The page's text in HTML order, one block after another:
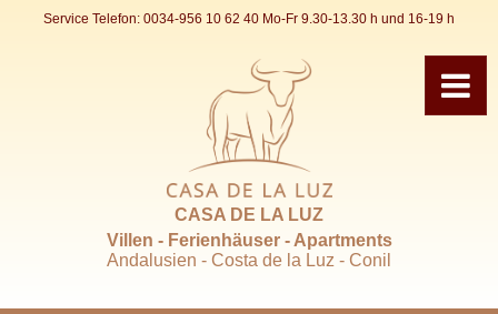
Service Telefon: 0034-956 10 62 40 Mo-Fr 9.30-13.30 h und 16-19 h
CASA DE LA LUZ
Villen - Ferienhäuser - Apartments
Andalusien - Costa de la Luz - Conil